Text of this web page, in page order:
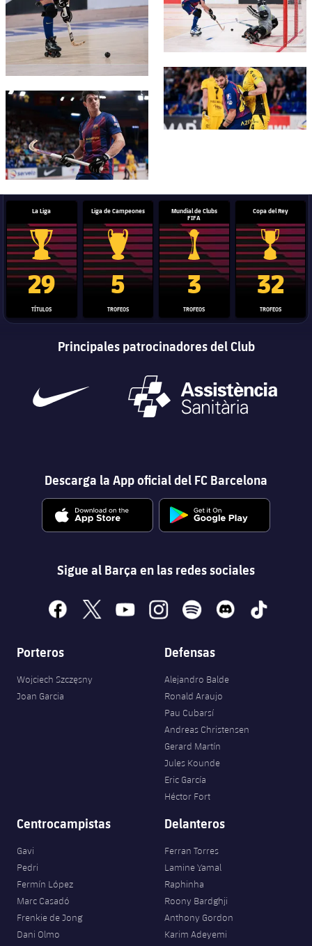
FC Barcelona club badge
FC Barcelona club badge
La Liga
Trofeo de La Liga
29
TÍTULOS
Liga de Campeones
Trofeo de la Liga de Campeones
5
TROFEOS
Mundial de Clubs
FIFA
Trofeo del Mundial de
3
TROFEOS
Copa del Rey
Copa del
32
TROFEOS
Principales patrocinadores del Club
Descarga la App oficial del FC Barcelona
Sigue al Barça en las redes sociales
facebook
x youtubeinstagramspotify discord tiktok
Porteros
Wojciech Szczęsny
Joan Garcia
Defensas
Alejandro Balde
Ronald Araujo
Pau Cubarsí
Andreas Christensen
Gerard Martín
Jules Kounde
Eric García
Héctor Fort
Centrocampistas
Gavi
Pedri
Fermín López
Marc Casadó
Frenkie de Jong
Dani Olmo
Delanteros
Ferran Torres
Lamine Yamal
Raphinha
Roony Bardghji
Anthony Gordon
Karim Adeyemi